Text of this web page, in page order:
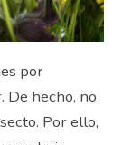
por
De hecho, no
Por ello,